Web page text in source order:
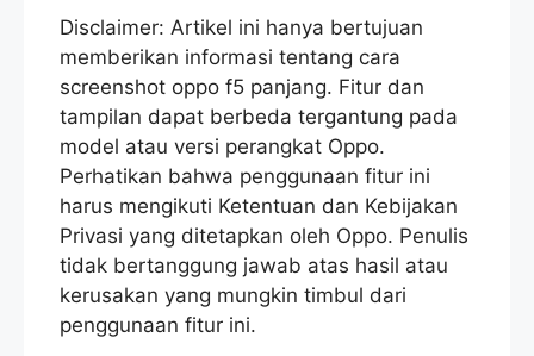
Disclaimer: Artikel ini hanya bertujuan
memberikan informasi tentang cara
screenshot oppo f5 panjang. Fitur dan
tampilan dapat berbeda tergantung pada
model atau versi perangkat Oppo.
Perhatikan bahwa penggunaan fitur ini
harus mengikuti Ketentuan dan Kebijakan
Privasi yang ditetapkan oleh Oppo. Penulis
tidak bertanggung jawab atas hasil atau
kerusakan yang mungkin timbul dari
penggunaan fitur ini.